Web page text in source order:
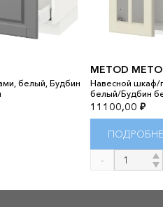
белый, Будбин
METOD
Навесной шкаф/
белый/Будбин
11100,00 ₽
Количество
товара